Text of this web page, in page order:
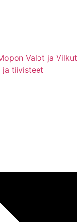
Valot ja Vilkut
ja tiivisteet